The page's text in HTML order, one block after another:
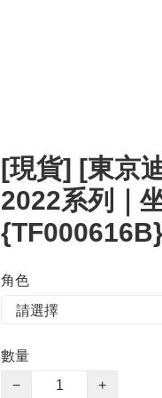
[現貨] [東京
2022系列｜
角色
數量
−
+